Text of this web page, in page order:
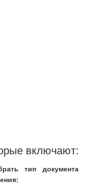
включают:
тип документа